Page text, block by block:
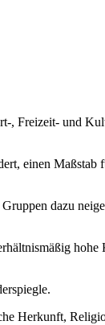
Freizeit- und
einen
dazu
Herkunft,